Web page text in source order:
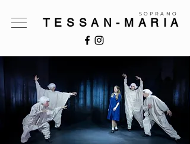
SOPRANO
TESSAN-MARIA